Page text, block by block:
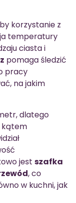
korzystanie z
temperatury
ciasta i
pomaga śledzić
pracy
na jakim
dlatego
kątem
jest szafka
, co
w kuchni, jak